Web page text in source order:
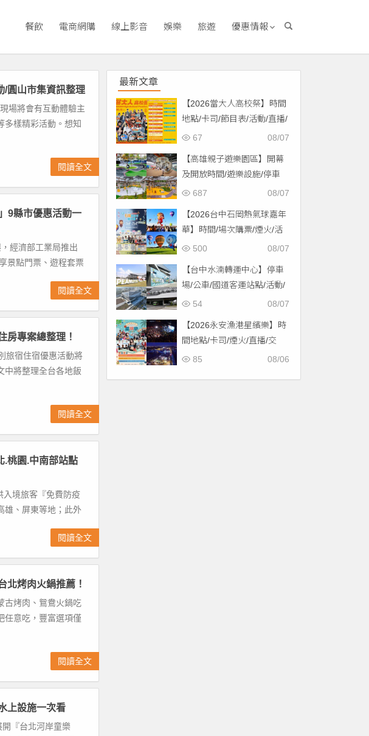
餐飲 電商網購 線上影音 娛樂 旅遊 優惠情報
/圓山市集資訊整理
場將會有互動體驗主
多樣精彩活動。想知
閱讀全文
9縣市優惠活動一
經濟部工業局推出
景點門票、遊程套票
閱讀全文
房專案總整理！
旅宿住宿優惠活動將
中將整理全台各地飯
閱讀全文
.桃園.中南部站點
入境旅客『免費防疫
雄、屏東等地；此外
閱讀全文
北烤肉火鍋推薦！
古烤肉、鴛鴦火鍋吃
任意吃，豐富選項僅
閱讀全文
上設施一次看
『台北河岸童樂
最新文章
【2026當大人高校祭】時間
地點/卡司/節目表/活動/直播/
交通，免費入場！
08/07
67
【高雄親子遊樂園區】開幕
及開放時間/遊樂設施/停車
場/交通一次看！
08/07
687
【2026台中石岡熱氣球嘉年
華】時間/場次購票/煙火/活
動/交通，土牛運動公園登08/07
500
【台中水湳轉運中心】停車
場/公車/國道客運站點/活動/
交通，啟用免費停車！ 08/07
54
【2026永安漁港星繽樂】時
間地點/卡司/煙火/直播/交
通，免費入場！
08/06
85